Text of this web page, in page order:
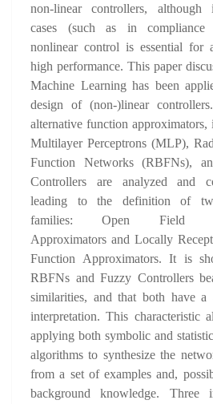
non-linear controllers,
cases (such as in compliance
nonlinear control is essential for
high performance. This paper
Machine Learning has been
design of (non-)linear
alternative function
Multilayer Perceptrons (MLP),
Function Networks (RBFNs),
Controllers are analyzed and
leading to the definition of
families: Open Field
Approximators and Locally
Function Approximators. It is
RBFNs and Fuzzy Controllers
similarities, and that both have a
interpretation. This characteristic
applying both symbolic and
algorithms to synthesize the
from a set of examples and,
background knowledge. Three